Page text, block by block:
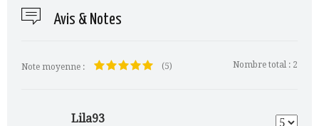
Avis & Notes
Note moyenne : (5) Nombre total : 2
Lila93